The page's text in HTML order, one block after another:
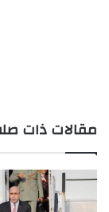
مقالات ذات